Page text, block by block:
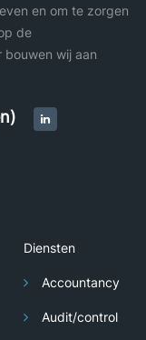
en om te zorgen
de
wij aan
Diensten
Accountancy
Audit/control